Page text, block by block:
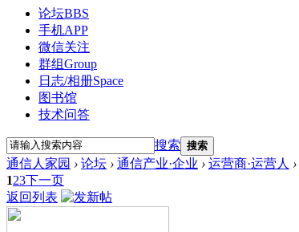
论坛BBS
手机APP
微信关注
群组Group
日志/相册Space
图书馆
技术问答
搜索 搜索
通信人家园 › 论坛 › 通信产业·企业 › 运营商·运营人 ›
123下一页
返回列表